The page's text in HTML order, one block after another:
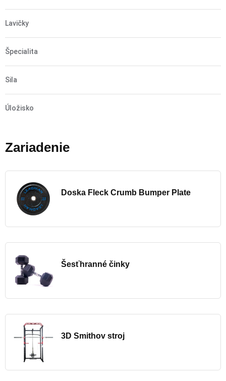
Lavičky
Špecialita
Sila
Úložisko
Zariadenie
Doska Fleck Crumb Bumper Plate
Šesťhranné činky
3D Smithov stroj